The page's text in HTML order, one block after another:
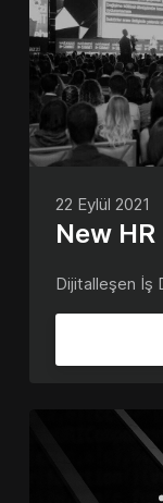
22 Eylül 2021
New
Dijitalleşen İş